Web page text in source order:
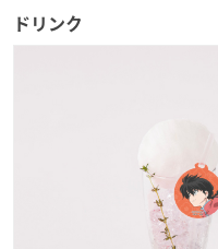
ドリンク